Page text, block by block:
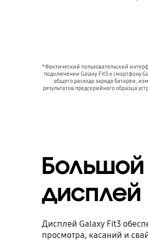
*Фактический пользовательский
подключении Galaxy Fit3 к смартфону
общего расхода заряда батареи,
результатов предсерийного образца
Большой
дисплей
Дисплей Galaxy Fit3
просмотра, касаний и